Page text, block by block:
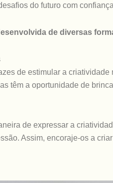
do futuro com
de diversas
de estimular a
têm a oportunidade de
de expressar a
Assim, encoraje-os a